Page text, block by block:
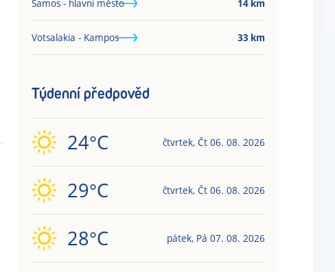
Samos - hlavní město 14 km
Votsalakia - Kampos 33 km
Týdenní předpověd
24°C čtvrtek, Čt 06. 08. 2026
29°C čtvrtek, Čt 06. 08. 2026
28°C pátek, Pá 07. 08. 2026